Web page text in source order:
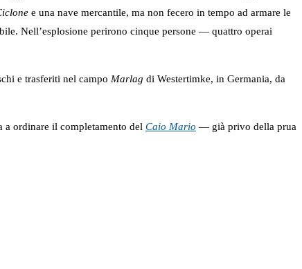
e una nave mercantile, ma non fecero in tempo ad armare le
Nell’esplosione perirono cinque persone — quattro operai
e trasferiti nel campo Marlag di Westertimke, in Germania, da
a ordinare il completamento del Caio Mario — già privo della prua